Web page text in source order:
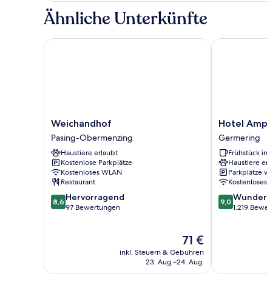
1 Einzelbett
Ähnliche Unterkünfte
Weichandhof
Pasing-
Obermenzing
Weichandhof
Pasing-Obermenzing
Haustiere erlaubt
Kostenlose Parkplätze
Kostenloses WLAN
Restaurant
8.6
von
8,6 Hervorragend
97 Bewertungen
Der
Preis
beträgt
71 €
inkl. Steuern & Gebühren
23. Aug.–24. Aug.
Weichandhof
Hotel
Amper
Germering
Hotel
Germering
Frühstück
Haustiere
Parkplätze
9.0
von
9,0
1.219
Hotel Amper